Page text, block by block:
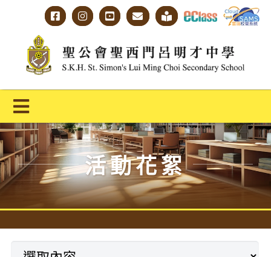
content
Toggle
Navigation
主頁
學校概覽
明才人學習藍圖
明才人成長階梯
活動花絮